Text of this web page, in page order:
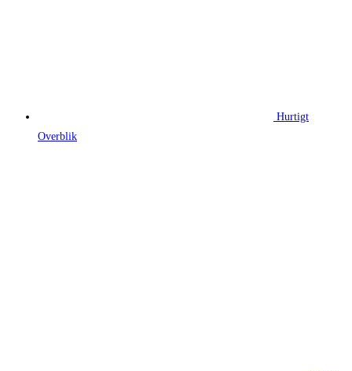
Hurtigt
Overblik